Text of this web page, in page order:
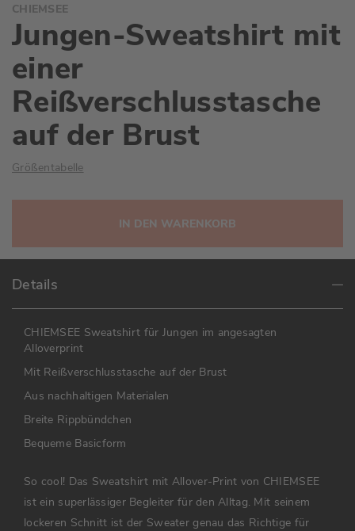
Anfang
der
Bildgalerie
springen
CHIEMSEE
Jungen-Sweatshirt mit
einer
Reißverschlusstasche
auf der Brust
Größentabelle
IN DEN WARENKORB
Details
CHIEMSEE Sweatshirt für Jungen im angesagten
Alloverprint
Mit Reißverschlusstasche auf der Brust
Aus nachhaltigen Materialen
Breite Rippbündchen
Bequeme Basicform
So cool! Das Sweatshirt mit Allover-Print von CHIEMSEE
ist ein superlässiger Begleiter für den Alltag. Mit seinem
lockeren Schnitt ist der Sweater genau das Richtige für